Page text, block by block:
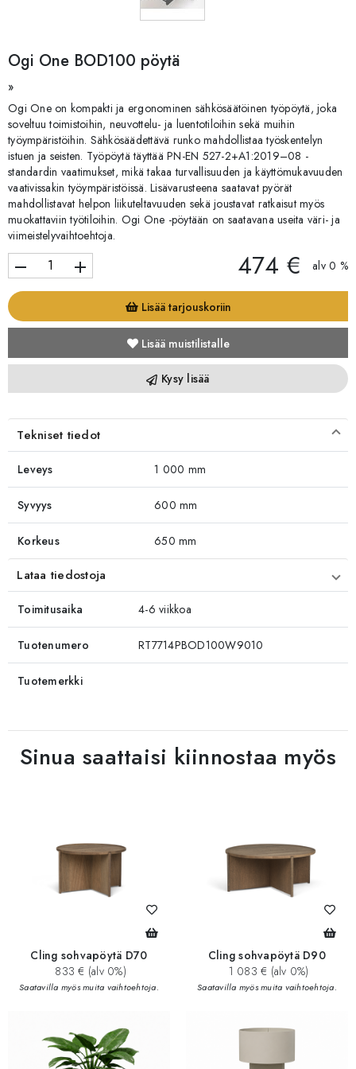
Ogi One BOD100 pöytä
»
Ogi One on kompakti ja ergonominen sähkösäätöinen työpöytä, joka
soveltuu toimistoihin, neuvottelu- ja luentotiloihin sekä muihin
työympäristöihin. Sähkösäädettävä runko mahdollistaa työskentelyn
istuen ja seisten. Työpöytä täyttää PN-EN 527-2+A1:2019–08 -
standardin vaatimukset, mikä takaa turvallisuuden ja käyttömukavuuden
vaativissakin työympäristöissä. Lisävarusteena saatavat pyörät
mahdollistavat helpon liikuteltavuuden sekä joustavat ratkaisut myös
muokattaviin työtiloihin. Ogi One -pöytään on saatavana useita väri- ja
viimeistelyvaihtoehtoja.
remove add 474 € alv 0 %
Lisää tarjouskoriin
Lisää muistilistalle
Kysy lisää
Tekniset tiedot
Leveys 1 000 mm
Syvyys 600 mm
Korkeus 650 mm
Lataa tiedostoja
Toimitusaika 4-6 viikkoa
Tuotenumero RT7714PBOD100W9010
Tuotemerkki
Sinua saattaisi kiinnostaa myös
Cling sohvapöytä D70
833 € (alv 0%)
Saatavilla myös muita vaihtoehtoja.
Cling sohvapöytä D90
1 083 € (alv 0%)
Saatavilla myös muita vaihtoehtoja.